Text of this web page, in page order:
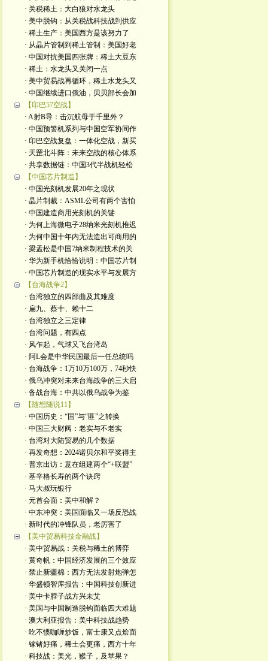
· 关税稀土：大白狼对水龙头
· 美中脱钩：从关税战科技战到供应
· 稀土生产：美国西方是该努力了
· 从晶片管制到稀土管制：美国好老
· 中国对抗美国四张牌：稀土大豆东
· 稀土：水龙头又关闭一点
· 美中贸易战再循环，稀土水龙头又
· 中国继续进口俄油，贝贝部长会加
【印巴57空战】
· A射B导：击沉航母于千里外？
· 中国预警机系列与中国空军协同作
· 印巴空战复盘：一体化空战，新买
· 天罡北斗阵：未来空战的核心体系
· 共享数据链：中国3代半战机轻松
【中国芯片制造】
· 中国光刻机发展20年之现状
· 晶片制裁：ASML公司有两个害怕
· 中国建造商用光刻机的关键
· 为何上海微电子28纳米光刻机推迟
· 为何中国十年内无法造出可商用的
· 梁孟松是中国7纳米制程技术的关
· 华为新手机恰恰说明：中国芯片制
· 中国芯片制造的现实水平与发展方
【台海战争2】
· 台湾独立的四部曲及其难度
· 扁九、蔡十、赖十二
· 台湾独立之三定律
· 台湾问题，有四点
· 风乍起，气球又飞台湾岛
· 阿L会是中华民国最后一任总统吗
· 台海战争：1万10万100万，74秒快
· 俄乌冲突对未来台海战争的三大启
· 备战台海：中共以俄乌战争为鉴
【随想随说11】
· 中国历史：“国”与“匪”之转换
· 中国三大财阀：老实与不老实
· 台湾对大陆贸易的几个数据
· 再发奇想：2024诺贝尔和平奖得主
· 普京出访：意在组建两个“+联盟”
· 基辛格长寿的两个诀窍
· 马大叔玩银行
· 元首会面：美中和解？
· 中东冲突：美国面临又一场反恐战
· 新时代的冲锋队员，老厉害了
【美中贸易科技金融战】
· 美中贸易战：关税与稀土的博弈
· 黄奇帆：中国经济发展的三个效应
· 禁止新疆棉：西方无法发射炮弹怎
· 华盛顿智库报告：中国科技创新进
· 美中卡脖子战方兴未艾
· 美国与中国制造脱钩面临四大难题
· 澳大利亚报告：美中科技战趋势
· 吃不惯咖喱炒饭，富士康又点烩面
· 镓锗好痛，稀土会更痛，西方十年
· 科技战：美光，猴子，及苹果？